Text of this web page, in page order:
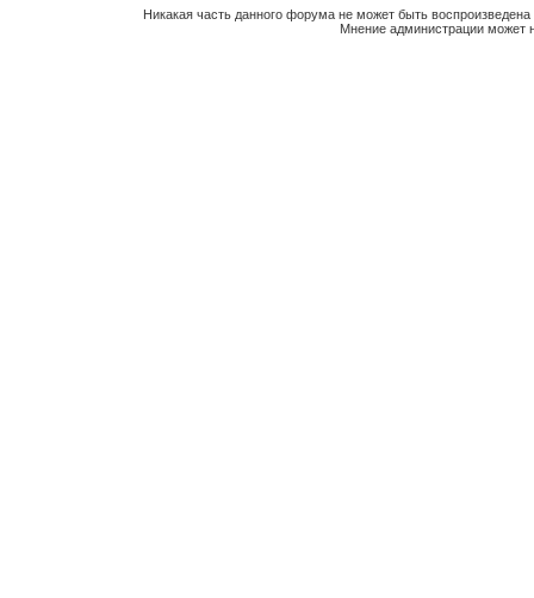
Никакая часть данного форума не может быть
Мнение администрации может